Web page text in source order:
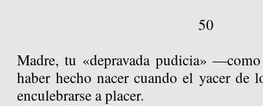
50
Madre, tu «depravada pudicia»
haber hecho nacer cuando el yacer de
enculebrarse a placer.